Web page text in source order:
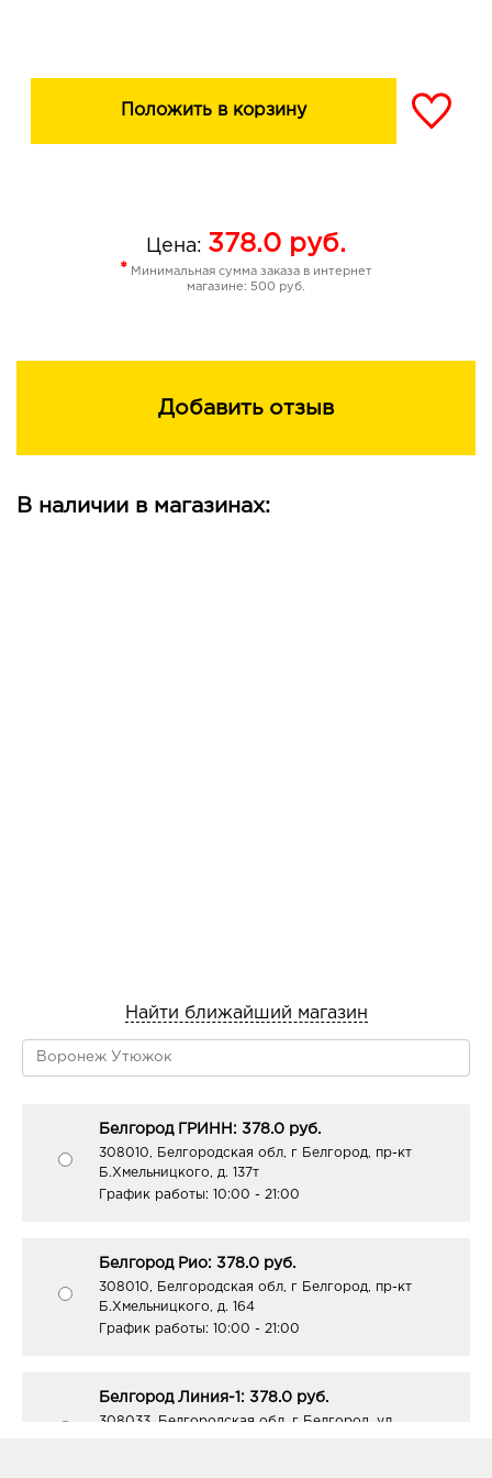
роскошные оттенки позволяют легко сделать выбор
натуральных компонентов
Положить в корзину
Цена: 378.0 руб.
* Минимальная сумма заказа в интернет
магазине: 500 руб.
Добавить отзыв
В наличии в магазинах:
Найти ближайший магазин
Белгород ГРИНН: 378.0 руб.
308010, Белгородская обл, г Белгород, пр-кт
Б.Хмельницкого, д. 137т
График работы: 10:00 - 21:00
Белгород Рио: 378.0 руб.
308010, Белгородская обл, г Белгород, пр-кт
Б.Хмельницкого, д. 164
График работы: 10:00 - 21:00
Белгород Линия-1: 378.0 руб.
308033, Белгородская обл, г Белгород, ул